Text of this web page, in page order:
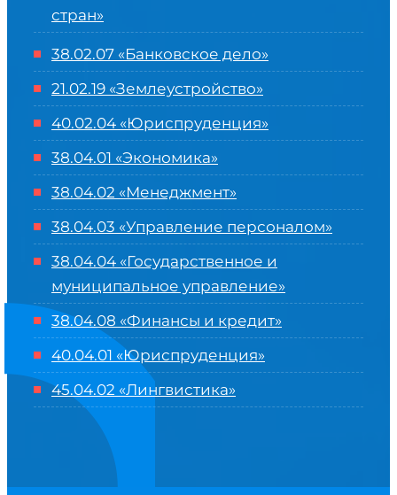
стран»
38.02.07 «Банковское дело»
21.02.19 «Землеустройство»
40.02.04 «Юриспруденция»
38.04.01 «Экономика»
38.04.02 «Менеджмент»
38.04.03 «Управление персоналом»
38.04.04 «Государственное и
муниципальное управление»
38.04.08 «Финансы и кредит»
40.04.01 «Юриспруденция»
45.04.02 «Лингвистика»